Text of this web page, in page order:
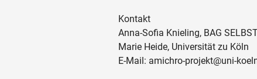
Kontakt
Anna-Sofia Knieling, BAG
Marie Heide, Universität zu Köln
E-Mail: amichro-projekt@uni-